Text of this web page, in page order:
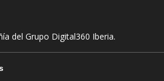
del Grupo Digital360 Iberia.